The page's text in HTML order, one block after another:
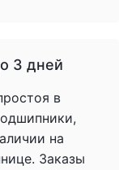
3 дней
в
на
Заказы